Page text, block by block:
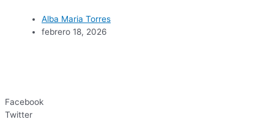
Alba Maria Torres
febrero 18, 2026
Facebook
Twitter